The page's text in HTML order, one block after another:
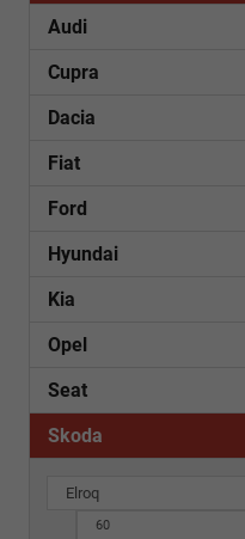
Audi
Cupra
Dacia
Fiat
Ford
Hyundai
Kia
Opel
Seat
Skoda
Elroq
60